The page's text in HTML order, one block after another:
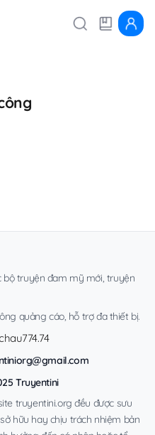
bộ truyện đam mỹ mới, truyện
quảng cáo, hỗ trợ đa thiết bị.
Truyentini
truyentini.org đều được sưu
hữu hay chịu trách nhiệm bản